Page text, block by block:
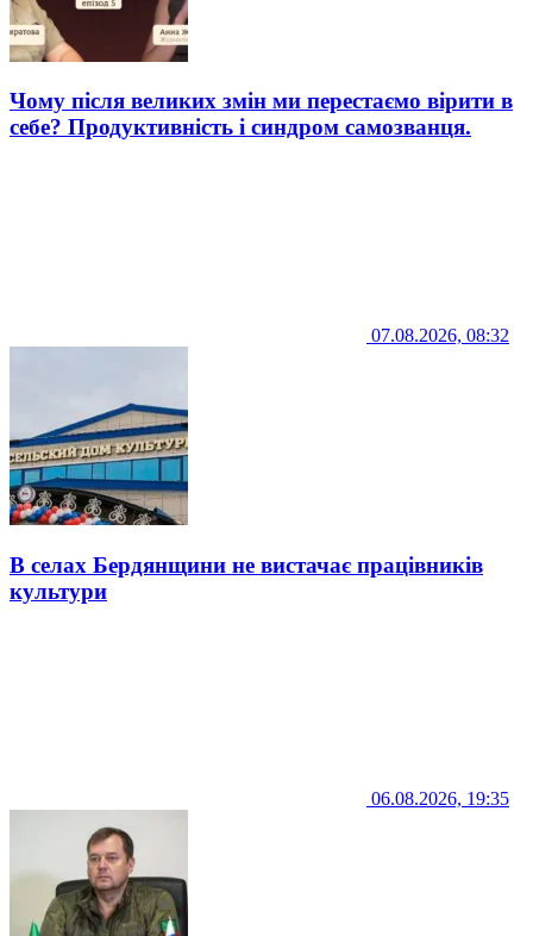
Чому після великих змін ми перестаємо вірити в
себе? Продуктивність і синдром самозванця.
07.08.2026, 08:32
В селах Бердянщини не вистачає працівників
культури
06.08.2026, 19:35